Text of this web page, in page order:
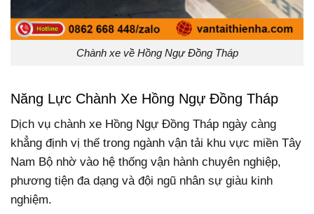
Chành xe về Hồng Ngự Đồng Tháp
Năng Lực Chành Xe Hồng Ngự Đồng Tháp
Dịch vụ chành xe Hồng Ngự Đồng Tháp ngày càng
khẳng định vị thế trong ngành vận tải khu vực miền Tây
Nam Bộ nhờ vào hệ thống vận hành chuyên nghiệp,
phương tiện đa dạng và đội ngũ nhân sự giàu kinh
nghiệm.